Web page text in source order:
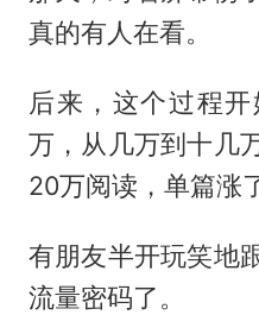
真的有人在看。
后来，这个过程
万，从几万到十几
20万阅读，单篇涨
有朋友半开玩笑地
流量密码了。